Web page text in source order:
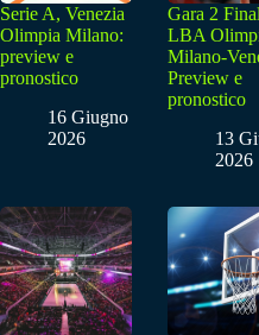
Serie A, Venezia
Olimpia Milano:
preview e
pronostico
16 Giugno
2026
Gara 2
LBA
Milano-
Preview e
pronostico
13
2026